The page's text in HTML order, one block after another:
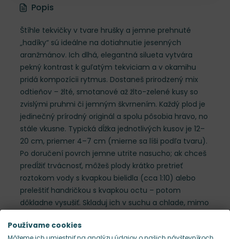
Popis
Štíhle tekvičky v tvare hrušky a jemne prehnuté
„hadíky“ sú ideálne na dotiahnutie jesenných
aranžmánov. Ich dlhá, elegantná silueta vytvára
pekný kontrast k guľatým tekviciam a v okamihu
pridá kompozícii rytmus. Dostaneš prirodzený mix
odtieňov – žlté, smotanové až žlto-zelené kusy so
zvislými pruhmi či jemným škvrnením. Každý plod je
jedinečný prírodný originál a spolu pôsobia hravo, no
stále vkusne. Typická dĺžka jednotlivých kusov je 12–
20 cm, priemer 4–7 cm (mierne sa líši podľa tvaru).
Po doručení povrch jemne utrite nasucho; ak chceš
predĺžiť trvácnosť, môžeš plody krátko pretrieť
roztokom vody s kvapkou bielidla (cca 1:10) alebo
preleštiť handričkou s kvapkou octu – potom
dôkladne vysušiť. Skladuj ich v suchu a chlade, mimo
týždňov až mesiac. Tipy na styling: v miske ich polož
Používame cookies